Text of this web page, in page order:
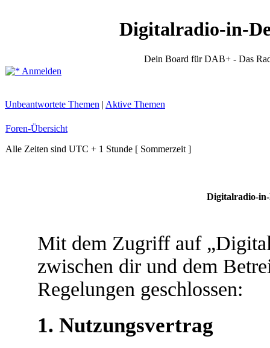
Digitalradio-in-
Dein Board für DAB+ - Das
Anmelden
Unbeantwortete Themen | Aktive Themen
Foren-Übersicht
Alle Zeiten sind UTC + 1 Stunde [ Sommerzeit ]
Digitalradio-
Mit dem Zugriff auf
zwischen dir und dem
Regelungen geschlossen:
1. Nutzungsvertrag